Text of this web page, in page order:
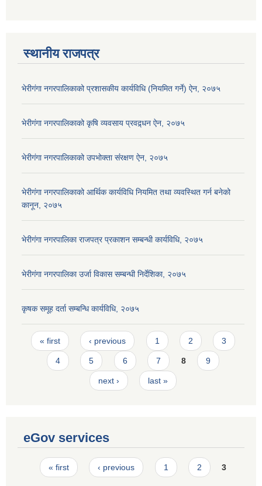
स्थानीय राजपत्र
भेरीगंगा नगरपालिकाको प्रशासकीय कार्यविधि (नियमित गर्ने) ऐन, २०७५
भेरीगंगा नगरपालिकाको कृषि व्यवसाय प्रवद्र्धन ऐन, २०७५
भेरीगंगा नगरपालिकाको उपभोक्ता संंरक्षण ऐन, २०७५
भेरीगंगा नगरपालिकाको आर्थिक कार्यविधि नियमित तथा व्यवस्थित गर्न बनेको
कानून, २०७५
भेरीगंगा नगरपालिका राजपत्र प्रकाशन सम्बन्धी कार्यविधि, २०७५
भेरीगंगा नगरपालिका उर्जा विकास सम्बन्धी निर्देशिका, २०७५
कृषक समूह दर्ता सम्बन्धि कार्यविधि, २०७५
Pages
« first ‹ previous 1 2 3
4 5 6 7 8 9
next › last »
eGov services
Pages
« first ‹ previous 1 2 3